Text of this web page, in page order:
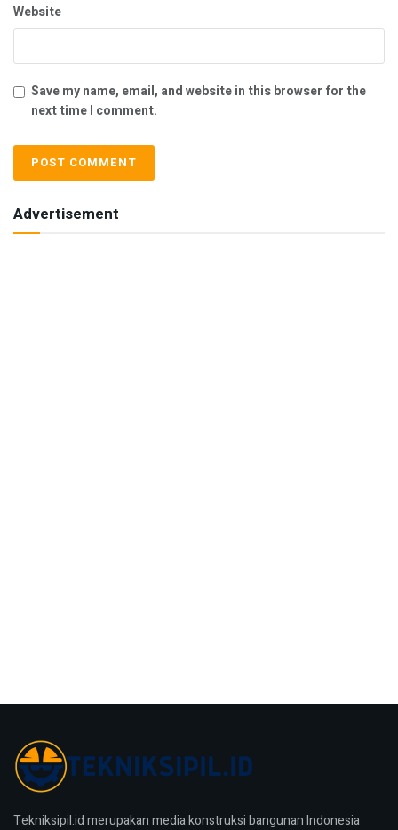
Website
Save my name, email, and website in this browser for the
next time I comment.
Advertisement
Tekniksipil.id merupakan media konstruksi bangunan Indonesia